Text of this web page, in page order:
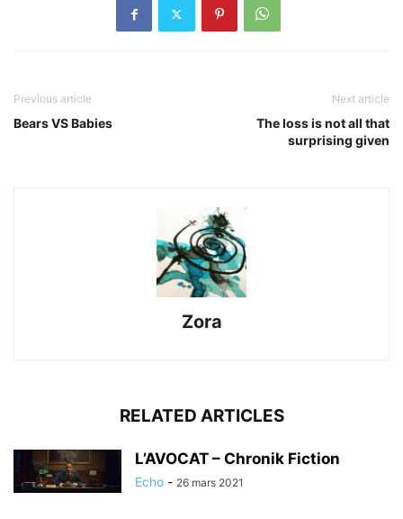
Previous article
Bears VS Babies
Next article
The loss is not all that
surprising given
Zora
RELATED ARTICLES
L’AVOCAT – Chronik Fiction
Echo - 26 mars 2021